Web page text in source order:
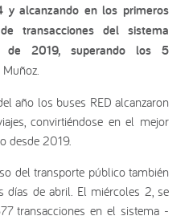
alcanzando en los primeros
transacciones del sistema
de 2019, superando los 5
año los buses RED alcanzaron
convirtiéndose en el mejor
desde 2019.
del transporte público también
días de abril. El miércoles 2, se
transacciones en el sistema -